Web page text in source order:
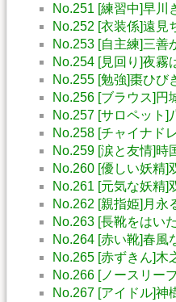
No.251 [練習中]早川
No.252 [衣装係]遠見
No.253 [自主練]三善
No.254 [見回り]夜霧
No.255 [勉強]棗ひび
No.256 [ブラウス]円
No.257 [サロペット]
No.258 [チャイナド
No.259 [涙と友情]時
No.260 [優しい妖精]
No.261 [元気な妖精]
No.262 [親指姫]月永
No.263 [長靴をはい
No.264 [赤い靴]春風
No.265 [赤ずきん]木
No.266 [ノースリー
No.267 [アイドル]神